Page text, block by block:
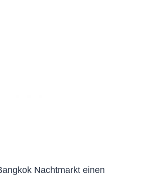
Nachtmarkt einen